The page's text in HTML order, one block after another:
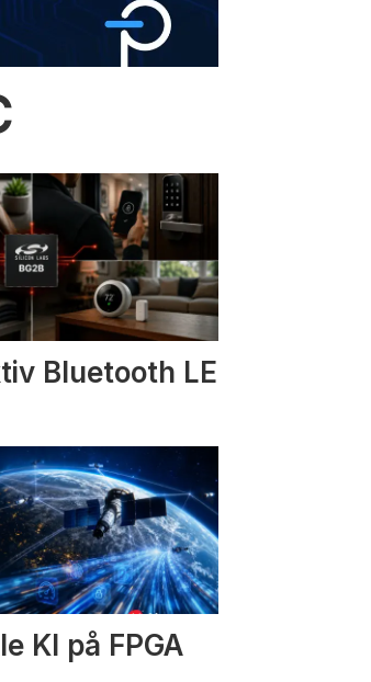
Bluetooth LE
KI på FPGA